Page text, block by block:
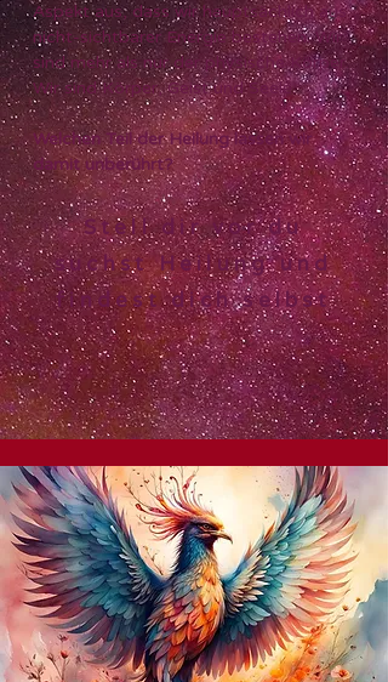
Aspekt aus, dass wir hauptsächlich aus
nicht-sichtbarer Energie bestehen. Wir
sind mehr als nur der physische Körper.
Wir sind Körper, Geist und Seele.
Welchen Teil der Heilung lassen wir
damit unberührt?
Stell dir vor du
suchst Heilung und
findest dich selbst